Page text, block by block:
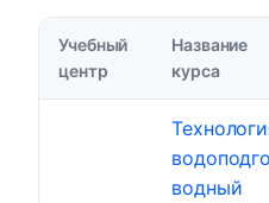
Учебный
центр
Название
курса
водный